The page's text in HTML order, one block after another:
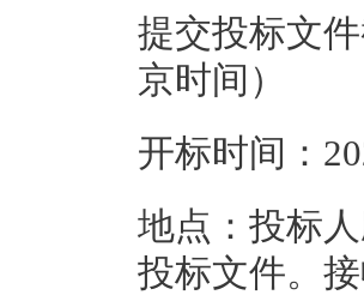
提交投标文
京时间）
开标时间：
地点：投标
投标文件。